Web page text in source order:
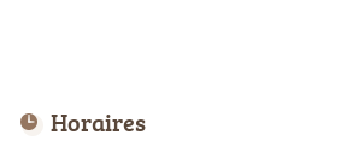
Horaires